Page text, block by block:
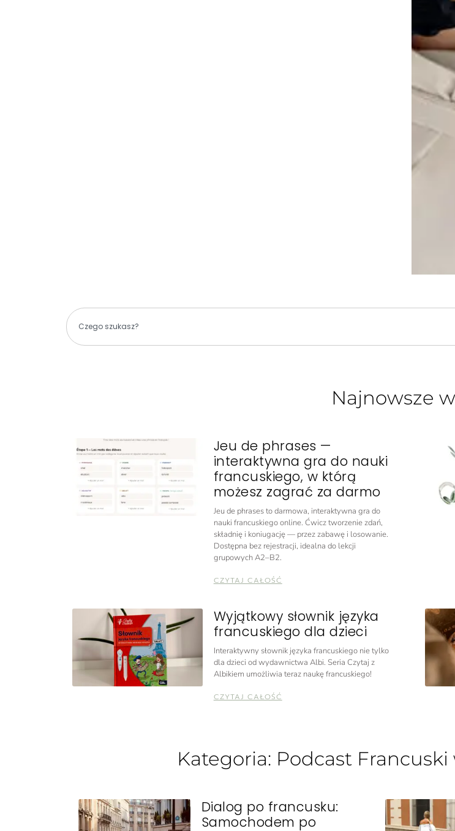
Najnowsze
Jeu de phrases —
interaktywna gra do nauki
francuskiego, w którą
możesz zagrać za darmo
Jeu de phrases to darmowa, interaktywna gra do
nauki francuskiego online. Ćwicz tworzenie zdań,
składnię i koniugację — przez zabawę i losowanie.
Dostępna bez rejestracji, idealna do lekcji
grupowych A2–B2.
CZYTAJ CAŁOŚĆ
Wyjątkowy słownik języka
francuskiego dla dzieci
Interaktywny słownik języka francuskiego nie tylko
dla dzieci od wydawnictwa Albi. Seria Czytaj z
Albikiem umożliwia teraz naukę francuskiego!
CZYTAJ CAŁOŚĆ
Kategoria: Podcast
Dialog po francusku:
Samochodem po